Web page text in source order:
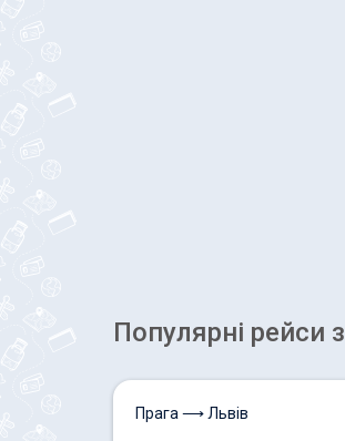
Популярні рейcи з
Прага ⟶ Львів